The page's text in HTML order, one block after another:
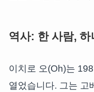
역사: 한 사람, 하
이치로 오(Oh)는
열었습니다. 그는 고